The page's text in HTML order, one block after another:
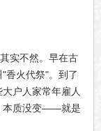
实不然。早在古
香火代祭"。到了
户人家常年雇人
本质没变——就是